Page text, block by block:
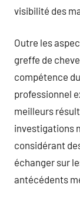
visibilité des
Outre les
greffe de
compétence
professionnel
meilleurs
investigations
considérant
échanger sur
antécédents